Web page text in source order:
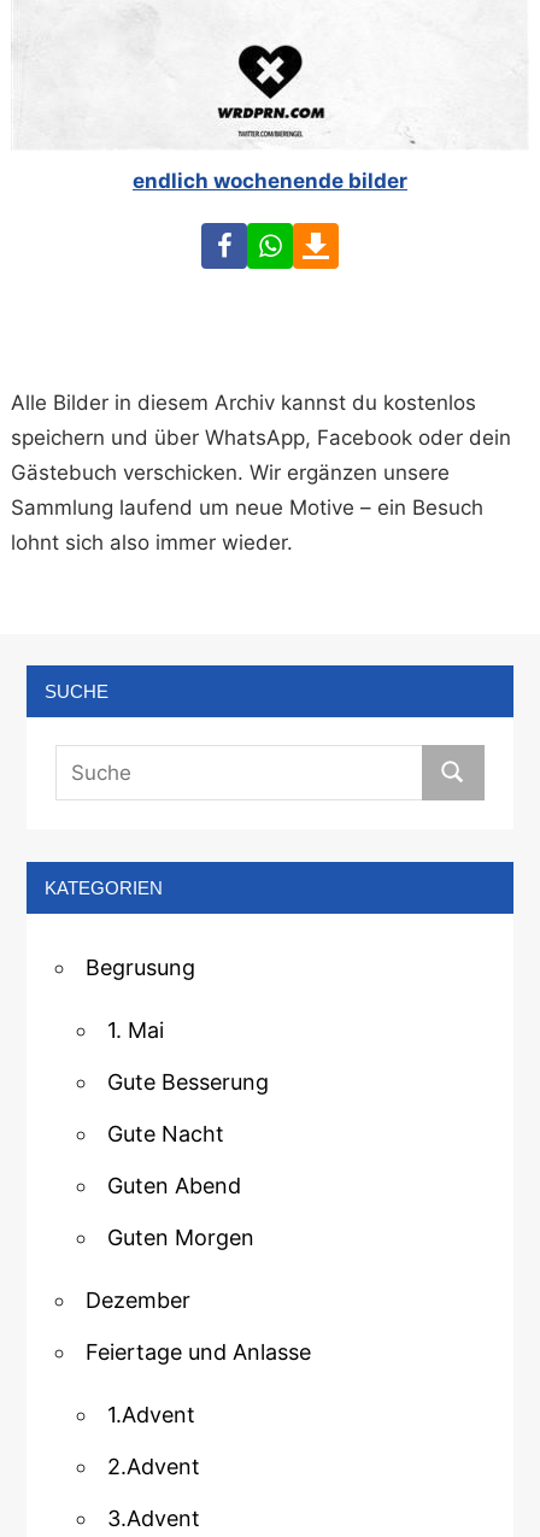
endlich wochenende bilder
FacebookWhatsApp
Alle Bilder in diesem Archiv kannst du kostenlos
speichern und über WhatsApp, Facebook oder dein
Gästebuch verschicken. Wir ergänzen unsere
Sammlung laufend um neue Motive – ein Besuch
lohnt sich also immer wieder.
SUCHE
KATEGORIEN
Begrusung
1. Mai
Gute Besserung
Gute Nacht
Guten Abend
Guten Morgen
Dezember
Feiertage und Anlasse
1.Advent
2.Advent
3.Advent